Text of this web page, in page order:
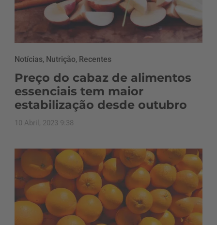
Notícias, Nutrição, Recentes
Preço do cabaz de alimentos
essenciais tem maior
estabilização desde outubro
10 Abril, 2023 9:38